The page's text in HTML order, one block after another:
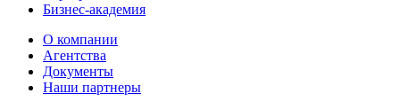
Бизнес-академия
О компании
Агентства
Документы
Наши партнеры